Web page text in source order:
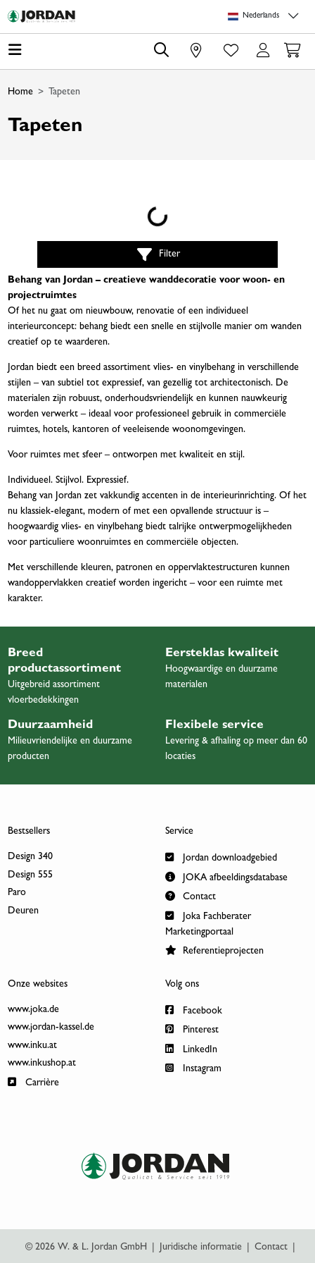
Nederlands
0
Home Tapeten
Tapeten
Loading...
Filter
Behang van Jordan – creatieve wanddecoratie voor woon- en
projectruimtes
Of het nu gaat om nieuwbouw, renovatie of een individueel
interieurconcept: behang biedt een snelle en stijlvolle manier om wanden
creatief op te waarderen.
Jordan biedt een breed assortiment vlies- en vinylbehang in verschillende
stijlen – van subtiel tot expressief, van gezellig tot architectonisch. De
materialen zijn robuust, onderhoudsvriendelijk en kunnen nauwkeurig
worden verwerkt – ideaal voor professioneel gebruik in commerciële
ruimtes, hotels, kantoren of veeleisende woonomgevingen.
Voor ruimtes met sfeer – ontworpen met kwaliteit en stijl.
Individueel. Stijlvol. Expressief.
Behang van Jordan zet vakkundig accenten in de interieurinrichting. Of het
nu klassiek-elegant, modern of met een opvallende structuur is –
hoogwaardig vlies- en vinylbehang biedt talrijke ontwerpmogelijkheden
voor particuliere woonruimtes en commerciële objecten.
Met verschillende kleuren, patronen en oppervlaktestructuren kunnen
wandoppervlakken creatief worden ingericht – voor een ruimte met
karakter.
Breed
productassortiment
Uitgebreid assortiment
vloerbedekkingen
Eersteklas kwaliteit
Hoogwaardige en duurzame
materialen
Duurzaamheid
Milieuvriendelijke en duurzame
producten
Flexibele service
Levering & afhaling op meer dan 60
locaties
Bestsellers
Design 340
Design 555
Paro
Deuren
Service
Jordan downloadgebied
JOKA afbeeldingsdatabase
Contact
Joka Fachberater
Marketingportaal
Referentieprojecten
Onze websites
www.joka.de
www.jordan-kassel.de
www.inku.at
www.inkushop.at
Carrière
Volg ons
Facebook
Pinterest
LinkedIn
Instagram
© 2026 W. & L. Jordan GmbH Juridische informatie Contact